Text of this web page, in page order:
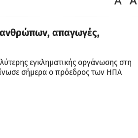
ανθρώπων, απαγωγές,
εγκληματικής οργάνωσης στη
σήμερα ο πρόεδρος των ΗΠΑ